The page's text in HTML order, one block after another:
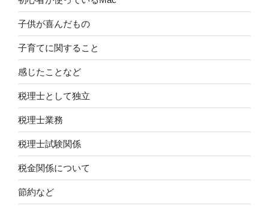
子供が喜んだもの
子育てに関すること
感じたことなど
税理士として独立
税理士業務
税理士試験関係
税金関係について
節約など